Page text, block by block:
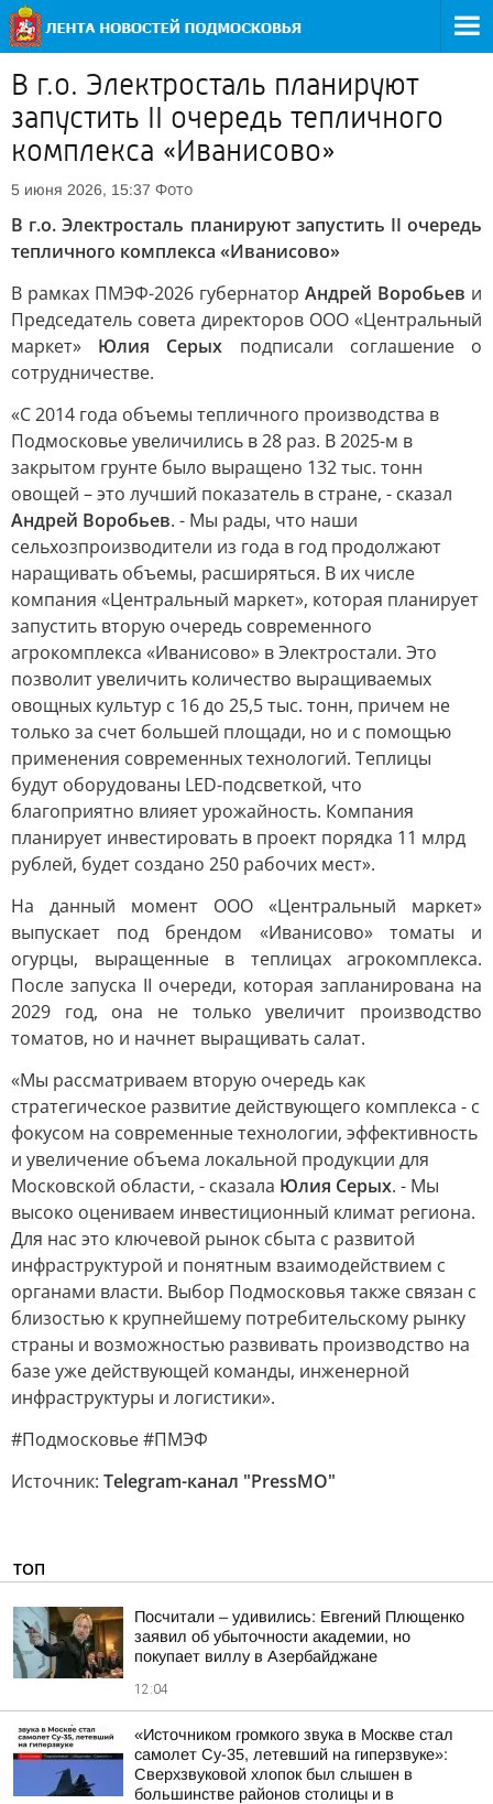
В г.о. Электросталь планируют
запустить II очередь тепличного
комплекса «Иванисово»
5 июня 2026, 15:37 Фото
В г.о. Электросталь планируют запустить II очередь
тепличного комплекса «Иванисово»
В рамках ПМЭФ-2026 губернатор Андрей Воробьев и
Председатель совета директоров ООО «Центральный
маркет» Юлия Серых подписали соглашение о
сотрудничестве.
«С 2014 года объемы тепличного производства в
Подмосковье увеличились в 28 раз. В 2025-м в
закрытом грунте было выращено 132 тыс. тонн
овощей – это лучший показатель в стране, - сказал
Андрей Воробьев. - Мы рады, что наши
сельхозпроизводители из года в год продолжают
наращивать объемы, расширяться. В их числе
компания «Центральный маркет», которая планирует
запустить вторую очередь современного
агрокомплекса «Иванисово» в Электростали. Это
позволит увеличить количество выращиваемых
овощных культур с 16 до 25,5 тыс. тонн, причем не
только за счет большей площади, но и с помощью
применения современных технологий. Теплицы
будут оборудованы LED-подсветкой, что
благоприятно влияет урожайность. Компания
планирует инвестировать в проект порядка 11 млрд
рублей, будет создано 250 рабочих мест».
На данный момент ООО «Центральный маркет»
выпускает под брендом «Иванисово» томаты и
огурцы, выращенные в теплицах агрокомплекса.
После запуска II очереди, которая запланирована на
2029 год, она не только увеличит производство
томатов, но и начнет выращивать салат.
«Мы рассматриваем вторую очередь как
стратегическое развитие действующего комплекса - с
фокусом на современные технологии, эффективность
и увеличение объема локальной продукции для
Московской области, - сказала Юлия Серых. - Мы
высоко оцениваем инвестиционный климат региона.
Для нас это ключевой рынок сбыта с развитой
инфраструктурой и понятным взаимодействием с
органами власти. Выбор Подмосковья также связан с
близостью к крупнейшему потребительскому рынку
страны и возможностью развивать производство на
базе уже действующей команды, инженерной
инфраструктуры и логистики».
#Подмосковье #ПМЭФ
Источник: Telegram-канал "PressMO"
ТОП
Посчитали – удивились: Евгений Плющенко
заявил об убыточности академии, но
покупает виллу в Азербайджане
12:04
«Источником громкого звука в Москве стал
самолет Су-35, летевший на гиперзвуке»:
Сверхзвуковой хлопок был слышен в
большинстве районов столицы и в